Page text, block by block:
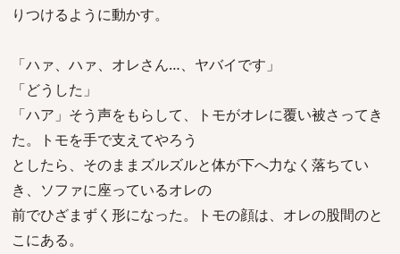
りつけるように動かす。
「ハァ、ハァ、オレさん…、ヤバイです」
「どうした」
「ハア」そう声をもらして、トモがオレに覆い被さってき
た。トモを手で支えてやろう
としたら、そのままズルズルと体が下へ力なく落ちてい
き、ソファに座っているオレの
前でひざまずく形になった。トモの顔は、オレの股間のと
こにある。